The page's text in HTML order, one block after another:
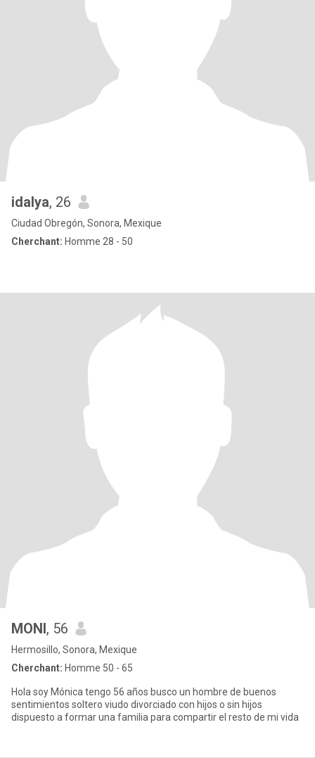
idalya, 26
Ciudad Obregón, Sonora, Mexique
Cherchant: Homme 28 - 50
MONI, 56
Hermosillo, Sonora, Mexique
Cherchant: Homme 50 - 65
Hola soy Mónica tengo 56 años busco un hombre de buenos
sentimientos soltero viudo divorciado con hijos o sin hijos
dispuesto a formar una familia para compartir el resto de mi vida